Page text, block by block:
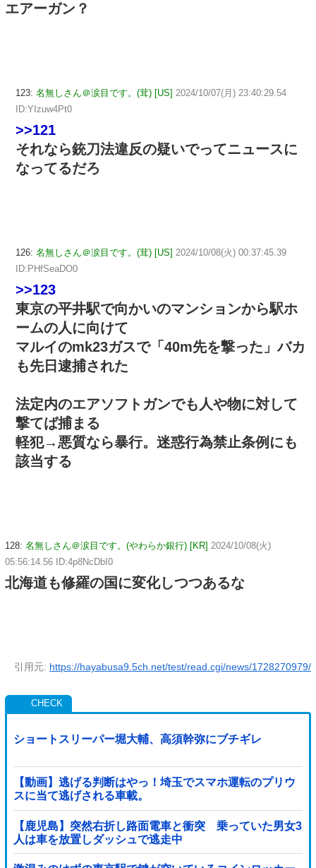
エアーガン？
123: 名無しさん＠涙目です。(茸) [US] 2024/10/07(月) 23:40:29.54
ID:YIzuw4Pt0
>>121
それなら銃刀法違反の疑いでってニュースに
なってるだろ
126: 名無しさん＠涙目です。(茸) [US] 2024/10/08(火) 00:37:45.39
ID:PHfSeaDO0
>>123
東京の平井駅で向かいのマンションから駅ホ
ームの人に向けて
マルイのmk23ガスで「40m先を撃った」バカ
も先日逮捕された
法定内のエアソフトガンでも人や物に対して
撃てば捕まる
軽犯→悪質なら暴行。迷惑行為禁止条例にも
該当する
128: 名無しさん＠涙目です。(やわらか銀行) [KR] 2024/10/08(火)
05:56:14.56 ID:4p8NcDbI0
北海道も修羅の国に変化しつつあるな
引用元: https://hayabusa9.5ch.net/test/read.cgi/news/1728270979/
ショートスリーパー堀大輔、高須幹弥にブチギレ
【動画】逃げる判断はやっ！埼玉でスマホ運転のプリウ
スに当て逃げされる車載。
【鹿児島】突然右折し路面電車と衝突 乗っていた男女3
人は車を放置しダッシュで逃走中